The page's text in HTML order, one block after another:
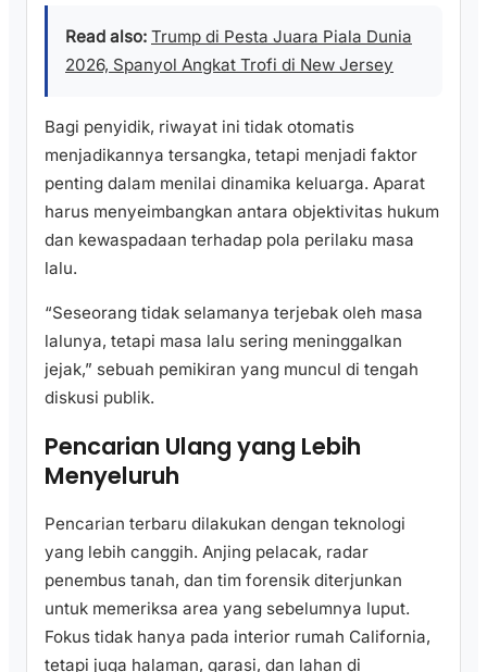
Read also: Trump di Pesta Juara Piala Dunia
2026, Spanyol Angkat Trofi di New Jersey
Bagi penyidik, riwayat ini tidak otomatis
menjadikannya tersangka, tetapi menjadi faktor
penting dalam menilai dinamika keluarga. Aparat
harus menyeimbangkan antara objektivitas hukum
dan kewaspadaan terhadap pola perilaku masa
lalu.
“Seseorang tidak selamanya terjebak oleh masa
lalunya, tetapi masa lalu sering meninggalkan
jejak,” sebuah pemikiran yang muncul di tengah
diskusi publik.
Pencarian Ulang yang Lebih
Menyeluruh
Pencarian terbaru dilakukan dengan teknologi
yang lebih canggih. Anjing pelacak, radar
penembus tanah, dan tim forensik diterjunkan
untuk memeriksa area yang sebelumnya luput.
Fokus tidak hanya pada interior rumah California,
tetapi juga halaman, garasi, dan lahan di